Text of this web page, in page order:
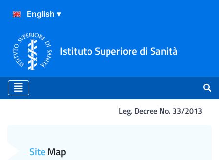
Istituto Superiore di Sanità
Leg. Decree No. 33/2013
SiteMap